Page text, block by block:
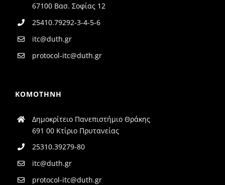
67100 Βασ. Σοφίας 12
25410.79292-3-4-5-6
itc@duth.gr
protocol-itc@duth.gr
ΚΟΜΟΤΗΝΗ
Δημοκρίτειο Πανεπιστήμιο Θράκης
691 00 Κτίριο Πρυτανείας
25310.39279-80
itc@duth.gr
protocol-itc@duth.gr